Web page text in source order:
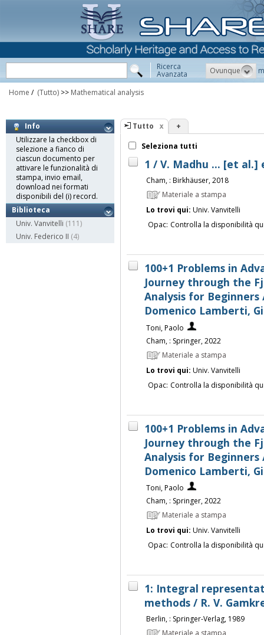
Ricerca
Avanzata Ovunque
Home / (Tutto) >> Mathematical analysis
Info
Utilizzare la checkbox di
selezione a fianco di
ciascun documento per
attivare le funzionalità di
stampa, invio email,
download nei formati
disponibili del (i) record.
Biblioteca
Univ. Vanvitelli (111)
Univ. Federico II (4)
Tutto +
Seleziona tutti
1 / V. Madhu ... [et al.]
Cham, : Birkhäuser, 2018
Materiale a stampa
Lo trovi qui: Univ. Vanvitelli
Opac: Controlla la disponibilità
100+1 Problems in
Journey through the
Analysis for Beginners
Domenico Lamberti,
Toni, Paolo
Cham, : Springer, 2022
Materiale a stampa
Lo trovi qui: Univ. Vanvitelli
Opac: Controlla la disponibilità
100+1 Problems in
Journey through the
Analysis for Beginners
Domenico Lamberti,
Toni, Paolo
Cham, : Springer, 2022
Materiale a stampa
Lo trovi qui: Univ. Vanvitelli
Opac: Controlla la disponibilità
1: Integral
methods / R. V.
Berlin, : Springer-Verlag, 1989
Materiale a stampa